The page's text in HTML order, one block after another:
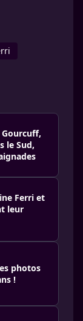
le Sud,
Ferri et
leur
photos
!